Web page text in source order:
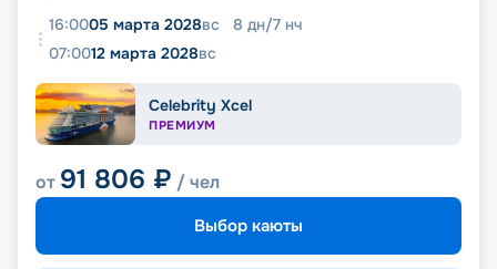
16:0005 марта 2028вс 8 дн/7 нч
07:0012 марта 2028вс
Celebrity Xcel
ПРЕМИУМ
от 91 806 ₽ / чел
Выбор каюты